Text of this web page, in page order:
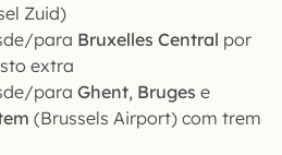
Zuid)
para Bruxelles Central por
extra
para Ghent, Bruges e
(Brussels Airport) com trem